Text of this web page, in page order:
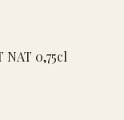
NAT 0,75cl